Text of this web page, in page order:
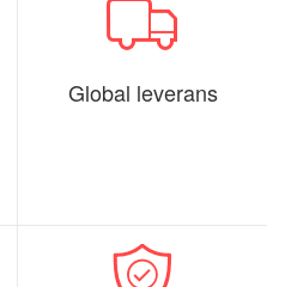
Global leverans